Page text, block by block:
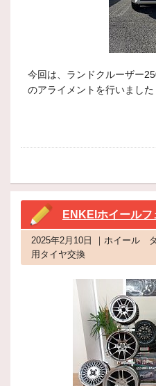
今回は、ランドクルーザー
のアライメントを行いました
ENKEIホイールフ
2025年2月10日 ｜ホイール
用タイヤ交換